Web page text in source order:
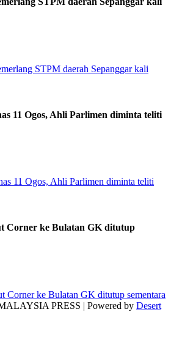
11 Ogos, Ahli Parlimen diminta teliti
Corner ke Bulatan GK ditutup
PRESS | Powered by Desert